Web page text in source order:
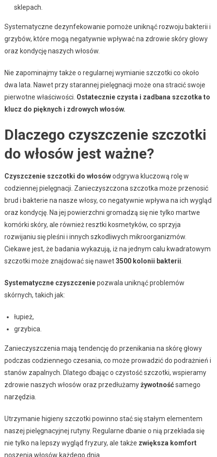
sklepach.
Systematyczne dezynfekowanie pomoże uniknąć rozwoju bakterii i
grzybów, które mogą negatywnie wpływać na zdrowie skóry głowy
oraz kondycję naszych włosów.
Nie zapominajmy także o regularnej wymianie szczotki co około
dwa lata. Nawet przy starannej pielęgnacji może ona stracić swoje
pierwotne właściwości. Ostatecznie czysta i zadbana szczotka to
klucz do pięknych i zdrowych włosów.
Dlaczego czyszczenie szczotki
do włosów jest ważne?
Czyszczenie szczotki do włosówodgrywa kluczową rolę w
codziennej pielęgnacji. Zanieczyszczona szczotka może przenosić
brud i bakterie na nasze włosy, co negatywnie wpływa na ich wygląd
oraz kondycję. Na jej powierzchni gromadzą się nie tylko martwe
komórki skóry, ale również resztki kosmetyków, co sprzyja
rozwijaniu się pleśni i innych szkodliwych mikroorganizmów.
Ciekawe jest, że badania wykazują, iż na jednym calu kwadratowym
szczotki może znajdować się nawet3500 kolonii bakterii
Systematyczne czyszczeniepozwala uniknąć problemów
skórnych, takich jak:
łupież,
grzybica.
Zanieczyszczenia mają tendencję do przenikania na skórę głowy
podczas codziennego czesania, co może prowadzić do podrażnień i
stanów zapalnych. Dlatego dbając o czystość szczotki, wspieramy
zdrowie naszych włosów oraz przedłużamyżywotnośćsamego
narzędzia.
Utrzymanie higieny szczotki powinno stać się stałym elementem
naszej pielęgnacyjnej rutyny. Regularne dbanie o nią przekłada się
nie tylko na lepszy wygląd fryzury, ale także zwiększa komfort
noszenia włosów każdego dnia.